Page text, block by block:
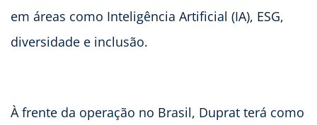
em áreas como Inteligência Artificial (IA), ESG,
diversidade e inclusão.
À frente da operação no Brasil, Duprat terá como